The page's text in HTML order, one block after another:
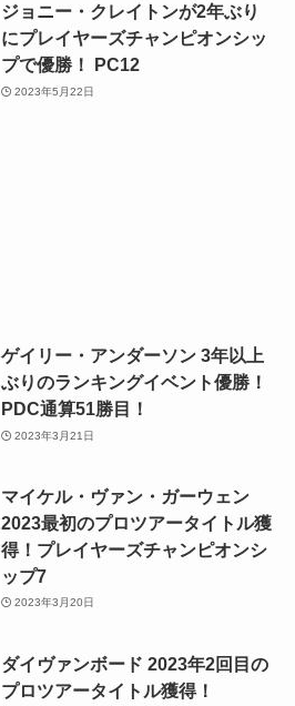
ジョニー・クレイトンが2年ぶり
にプレイヤーズチャンピオンシッ
プで優勝！ PC12
2023年5月22日
ゲイリー・アンダーソン 3年以上
ぶりのランキングイベント優勝！
PDC通算51勝目！
2023年3月21日
マイケル・ヴァン・ガーウェン
2023最初のプロツアータイトル獲
得！プレイヤーズチャンピオンシ
ップ7
2023年3月20日
ダイヴァンボード 2023年2回目の
プロツアータイトル獲得！